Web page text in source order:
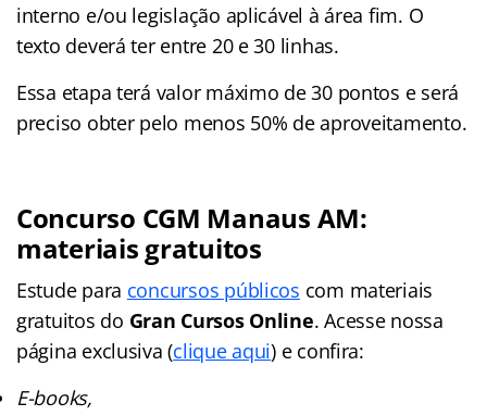
interno e/ou legislação aplicável à área fim. O
texto deverá ter entre 20 e 30 linhas.
Essa etapa terá valor máximo de 30 pontos e será
preciso obter pelo menos 50% de aproveitamento.
Concurso CGM Manaus AM:
materiais gratuitos
Estude para concursos públicos com materiais
gratuitos do Gran Cursos Online. Acesse nossa
página exclusiva (clique aqui) e confira:
E-books,